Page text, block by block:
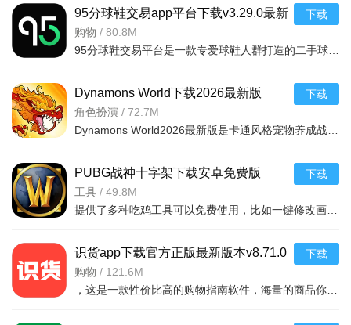
你可以通过这个软件，将你同一个类型或者你需要归纳的
APP放到一起，提升你的效率。
己使用手机会变得更加顺畅。
当用户下载其他东西的时候，这个平台都能够保证自己手机
95分球鞋交易app平台下载v3.29.0最新
版
购物 / 80.8M
下载
Dynamons World下载2026最新版
v1.12.62 安卓版
角色扮演 / 72.7M
下载
PUBG战神十字架下载安卓免费版
v7.68.0安卓免费版
工具 / 49.8M
下载
识货app下载官方正版最新版本v8.71.0
安卓版
购物 / 121.6M
下载